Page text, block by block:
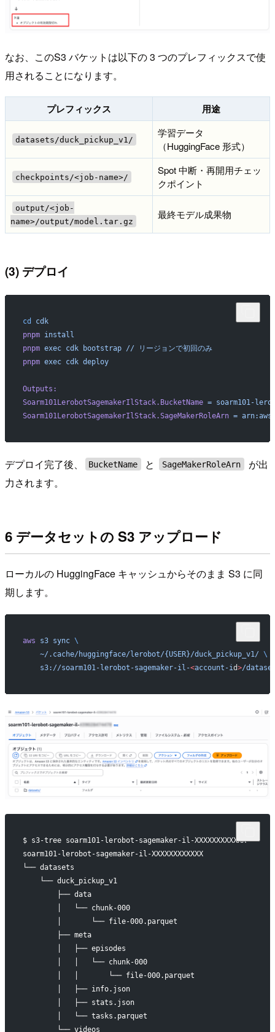
なお、このS3 バケットは以下の 3 つのプレフィックスで使
用されることになります。
プレフィックス 用途
datasets/duck_pickup_v1/
学習データ
（HuggingFace 形式）
checkpoints/<job-name>/
Spot 中断・再開用チェッ
クポイント
output/<job-
name>/output/model.tar.gz
最終モデル成果物
(3) デプロイ
cd
cdk
pnpm install
pnpm exec cdk bootstrap // リージョンで初回のみ
pnpm exec cdk deploy
Outputs:
Soarm101LerobotSagemakerIlStack.BucketName = soarm101-
Soarm101LerobotSagemakerIlStack.SageMakerRoleArn =
デプロイ完了後、 BucketName と SageMakerRoleArn
が出
力されます。
6 データセットの S3 アップロード
ローカルの HuggingFace キャッシュからそのまま S3 に同
期します。
aws s3 sync \
    ~/.cache/huggingface/lerobot/{USER}/duck_pickup_v1/
\
    s3://soarm101-lerobot-sagemaker-il-
<account-id>/
$ s3-tree soarm101-lerobot-sagemaker-il-XXXXXXXXXXXX
soarm101-lerobot-sagemaker-il-XXXXXXXXXXXX
└── datasets
    └── duck_pickup_v1
        ├── data
        │   └── chunk-000
        │       └── file-000.parquet
        ├── meta
        │   ├── episodes
        │   │   └── chunk-000
        │   │       └── file-000.parquet
        │   ├── info.json
        │   ├── stats.json
        │   └── tasks.parquet
        └── videos